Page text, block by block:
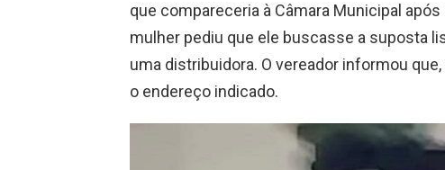
que compareceria à Câmara Municipal
mulher pediu que ele buscasse a suposta
uma distribuidora. O vereador informou
o endereço indicado.